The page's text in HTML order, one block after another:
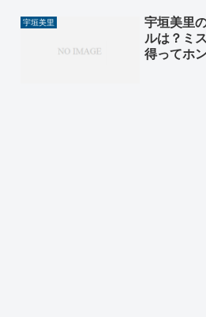
宇垣美里
宇垣美里
ルは？ミ
得ってホ